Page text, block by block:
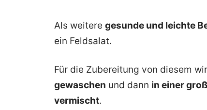
Als weitere gesunde und leichte
ein Feldsalat.
Für die Zubereitung von diesem
gewaschen und dann in einer
vermischt.